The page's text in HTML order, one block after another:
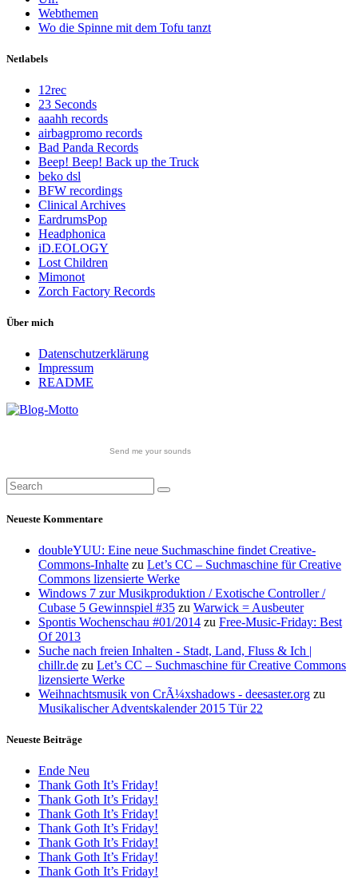
Webthemen
Wo die Spinne mit dem Tofu tanzt
Netlabels
12rec
23 Seconds
aaahh records
airbagpromo records
Bad Panda Records
Beep! Beep! Back up the Truck
beko dsl
BFW recordings
Clinical Archives
EardrumsPop
Headphonica
iD.EOLOGY
Lost Children
Mimonot
Zorch Factory Records
Über mich
Datenschutzerklärung
Impressum
README
Send me your sounds
Neueste Kommentare
doubleYUU: Eine neue Suchmaschine findet Creative-
Commons-Inhalte zu Let’s CC – Suchmaschine für Creative
Commons lizensierte Werke
Windows 7 zur Musikproduktion / Exotische Controller /
Cubase 5 Gewinnspiel #35 zu Warwick = Ausbeuter
Spontis Wochenschau #01/2014 zu Free-Music-Friday: Best
Of 2013
Suche nach freien Inhalten - Stadt, Land, Fluss & Ich |
chillr.de zu Let’s CC – Suchmaschine für Creative Commons
lizensierte Werke
Weihnachtsmusik von CrÃ¼xshadows - deesaster.org zu
Musikalischer Adventskalender 2015 Tür 22
Neueste Beiträge
Ende Neu
Thank Goth It’s Friday!
Thank Goth It’s Friday!
Thank Goth It’s Friday!
Thank Goth It’s Friday!
Thank Goth It’s Friday!
Thank Goth It’s Friday!
Thank Goth It’s Friday!